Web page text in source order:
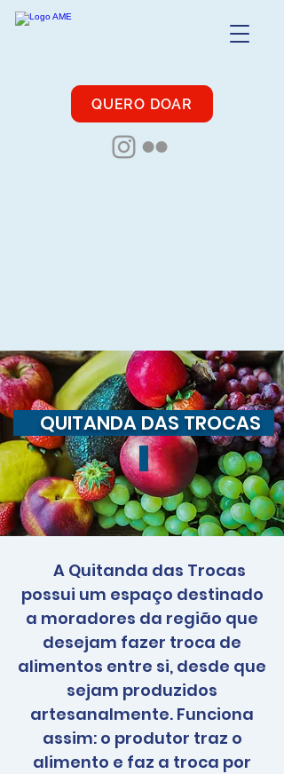
QUERO DOAR
QUITANDA DAS TROCAS
A Quitanda das Trocas
possui um espaço destinado
a moradores da região que
desejam fazer troca de
alimentos entre si, desde que
sejam produzidos
artesanalmente. Funciona
assim: o produtor traz o
alimento e faz a troca por